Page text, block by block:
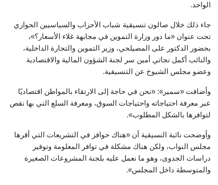
الواحد.
جاء ذلك خلال صالون تنسيقية شباب الأحزاب والسياسيين الحواري
تحت عنوان «ما دور وزارة التموين في مجابهة غلاء الأسعار؟»،
بحضور الدكتور على المصيلحي، وزير التموين والتجارة الداخلية،
والنائب أكمل نجاتي أمين سر لجنة الشؤون المالية والاقتصادية
وعضو مجلس الشيوخ عن التنسيقية.
وأضافت «سمير»: «نحن في حاجة إلى الارتقاء بالمواطن اقتصاديًا
عبر معرفة احتياجاته واحتياجات السوق، ومعرفة السلع التي بها نقص
لتوافرها بالشكل المطلوب».
وأوضحت نائبة النسيقية أن «هناك حوافز في التشريعات التي أقرها
مجلس النواب، ولكن هناك مشكلة في توافر المعلومة وتوفير
دراسات الجدوى، وهو ما نعمل عليه بلجنة المشروعات الصغيرة
والمتوسطة داخل المجلس».